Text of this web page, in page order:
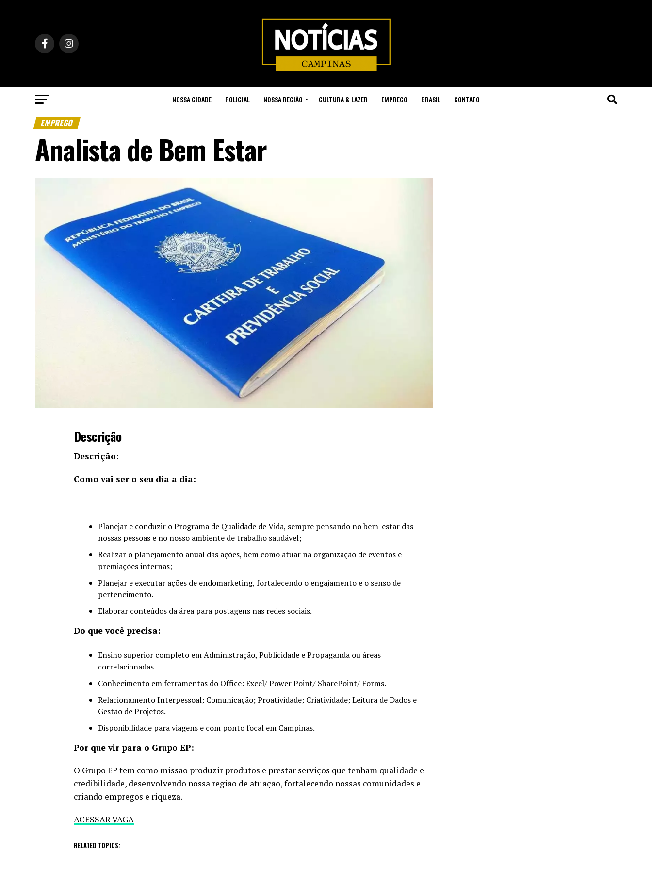
NOSSA CIDADE POLICIAL NOSSA REGIÃO CULTURA & LAZER EMPREGO BRASIL CONTATO
EMPREGO
Analista de Bem Estar
Descrição
Descrição:
Como vai ser o seu dia a dia:
Planejar e conduzir o Programa de Qualidade de Vida, sempre pensando no bem-estar das
nossas pessoas e no nosso ambiente de trabalho saudável;
Realizar o planejamento anual das ações, bem como atuar na organização de eventos e
premiações internas;
Planejar e executar ações de endomarketing, fortalecendo o engajamento e o senso de
pertencimento.
Elaborar conteúdos da área para postagens nas redes sociais.
Do que você precisa:
Ensino superior completo em Administração, Publicidade e Propaganda ou áreas
correlacionadas.
Conhecimento em ferramentas do Office: Excel/ Power Point/ SharePoint/ Forms.
Relacionamento Interpessoal; Comunicação; Proatividade; Criatividade; Leitura de Dados e
Gestão de Projetos.
Disponibilidade para viagens e com ponto focal em Campinas.
Por que vir para o Grupo EP:
O Grupo EP tem como missão produzir produtos e prestar serviços que tenham qualidade e
credibilidade, desenvolvendo nossa região de atuação, fortalecendo nossas comunidades e
criando empregos e riqueza.
ACESSAR VAGA
RELATED TOPICS: